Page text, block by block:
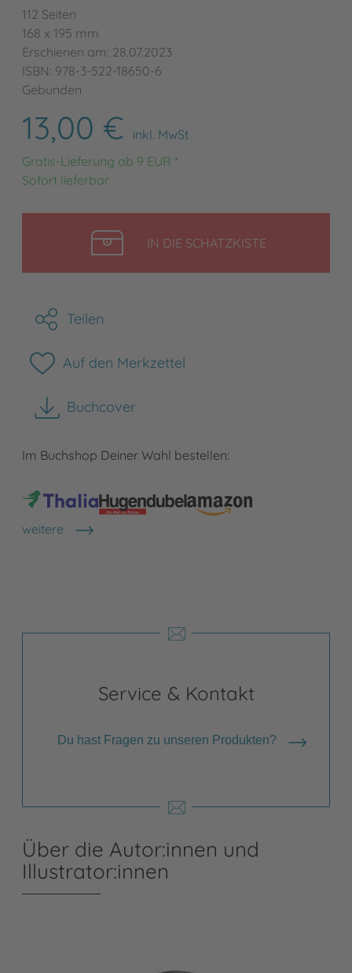
112 Seiten
168 x 195 mm
Erschienen am: 28.07.2023
ISBN: 978-3-522-18650-6
Gebunden
13,00 €
inkl. MwSt
Gratis-Lieferung ab 9 EUR *
Sofort lieferbar
IN DIE SCHATZKISTELEGEN
Teilen
Auf den Merkzettel
Buchcover
herunterladen
Im Buchshop Deiner Wahl bestellen:
weitere
Shops anzeigen
Service & Kontakt
Du hast Fragen zu unseren Produkten?
Über die Autor:innen und
Illustrator:innen